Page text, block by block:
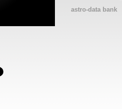
astro-data bank